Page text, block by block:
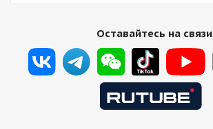
Есть в наличии (4)
Подробнее
Оставайтесь на связи